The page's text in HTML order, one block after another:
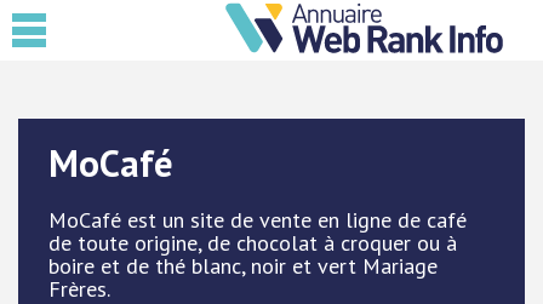
MoCafé
MoCafé est un site de vente en ligne de café
de toute origine, de chocolat à croquer ou à
boire et de thé blanc, noir et vert Mariage
Frères.